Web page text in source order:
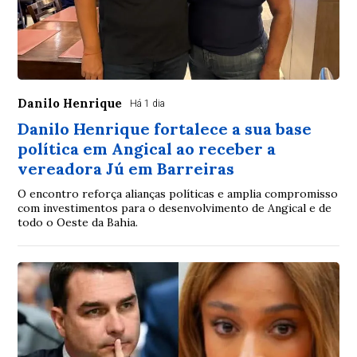
Danilo Henrique Há 1 dia
Danilo Henrique fortalece a sua base
política em Angical ao receber a
vereadora Jú em Barreiras
O encontro reforça alianças políticas e amplia compromisso
com investimentos para o desenvolvimento de Angical e de
todo o Oeste da Bahia.